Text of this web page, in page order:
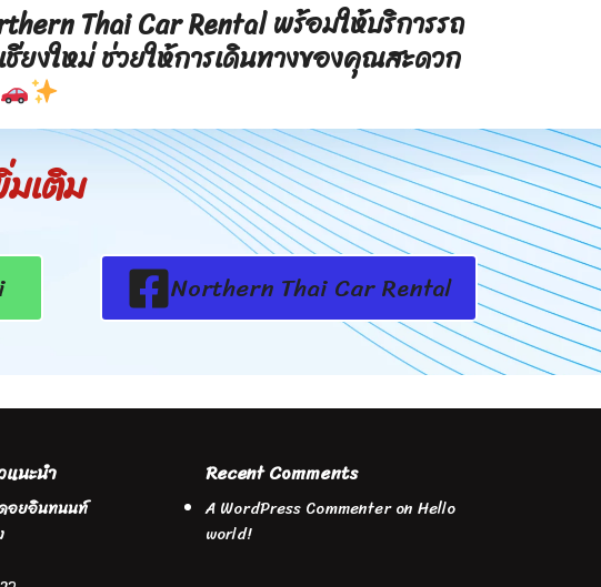
Thai Car Rentalพร้อมให้บริการรถ
ยงใหม่ ช่วยให้การเดินทางของคุณสะดวก
เติม
Northern Thai Car Rental
แนะนำ
อยอินทนนท์
Recent Comments
A WordPress CommenteronHello
world!